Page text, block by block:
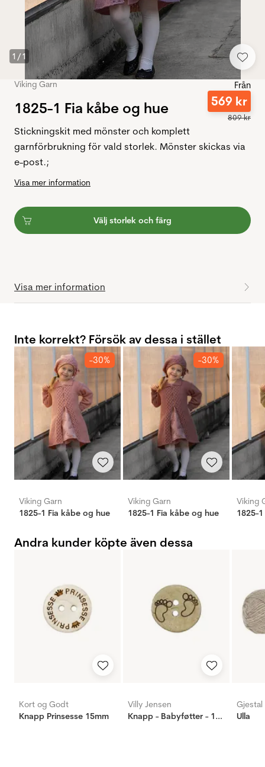
1 /1
Viking Garn
1825-1 Fia kåbe og hue
Från
569 kr
809kr
Stickningskit med mönster och komplett
garnförbrukning för vald storlek. Mönster skickas via
e-post.;
Visa mer information
Välj storlek och färg
Visa mer information
Inte korrekt? Försök av dessa i stället
-30%
Viking Garn
1825-1 Fia kåbe og hue
-30%
Viking Garn
1825-1 Fia kåbe og hue
Viking
1825-
Andra kunder köpte även dessa
Kort og Godt
Knapp Prinsesse 15mm
Villy Jensen
Knapp - Babyføtter - 15mm
Gjestal
Ulla